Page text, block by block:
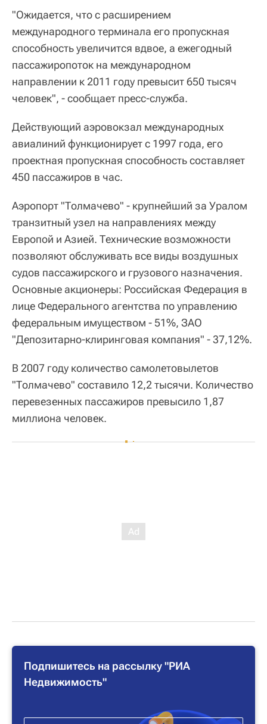
"Ожидается, что с расширением
международного терминала его пропускная
способность увеличится вдвое, а ежегодный
пассажиропоток на международном
направлении к 2011 году превысит 650 тысяч
человек", - сообщает пресс-служба.
Действующий аэровокзал международных
авиалиний функционирует с 1997 года, его
проектная пропускная способность составляет
450 пассажиров в час.
Аэропорт "Толмачево" - крупнейший за Уралом
транзитный узел на направлениях между
Европой и Азией. Технические возможности
позволяют обслуживать все виды воздушных
судов пассажирского и грузового назначения.
Основные акционеры: Российская Федерация в
лице Федерального агентства по управлению
федеральным имуществом - 51%, ЗАО
"Депозитарно-клиринговая компания" - 37,12%.
В 2007 году количество самолетовылетов
"Толмачево" составило 12,2 тысячи. Количество
перевезенных пассажиров превысило 1,87
миллиона человек.
Подпишитесь на рассылку "РИА
Недвижимость"